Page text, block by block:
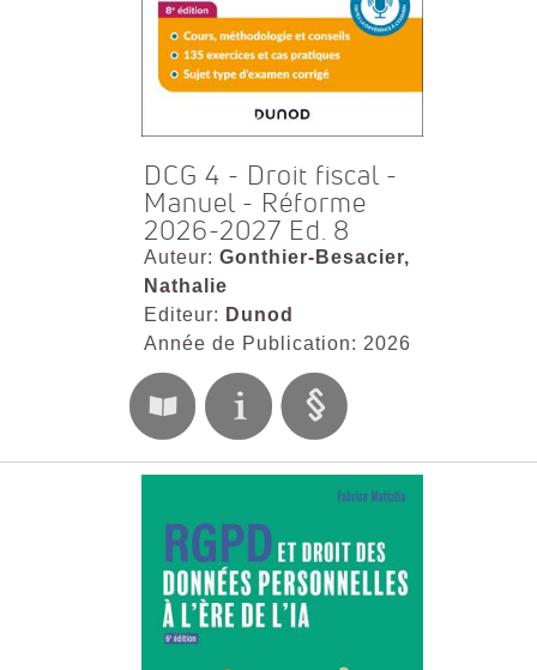
DCG 4 - Droit fiscal -
Manuel - Réforme
2026-2027 Ed. 8
Auteur: Gonthier-Besacier,
Nathalie
Editeur: Dunod
Année de Publication: 2026